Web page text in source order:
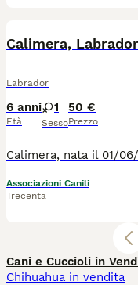
Calimera,
Labrador
6 anni
Età
1
Sesso
50 €
Prezzo
Associazioni Canili
Trecenta
Cani e Cuccioli in
Chihuahua in vendita